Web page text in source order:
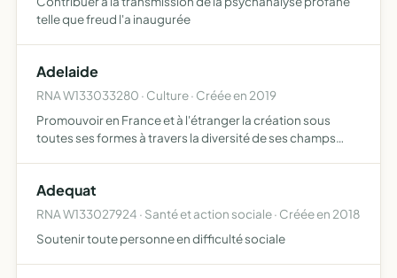
telle que freud l'a inaugurée
Adelaide
RNA W133033280 · Culture · Créée en 2019
Promouvoir en France et à l'étranger la création sous
toutes ses formes à travers la diversité de ses champs
Adequat
RNA W133027924 · Santé et action sociale · Créée en 2018
Soutenir toute personne en difficulté sociale